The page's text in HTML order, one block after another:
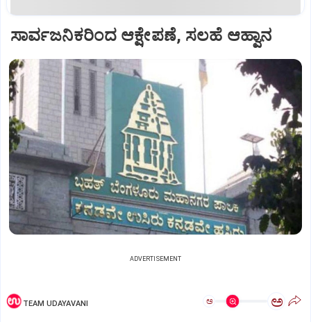
ಸಾರ್ವಜನಿಕರಿಂದ ಆಕ್ಷೇಪಣೆ, ಸಲಹೆ ಆಹ್ವಾನ
ADVERTISEMENT
TEAM UDAYAVANI ಅ ಅ